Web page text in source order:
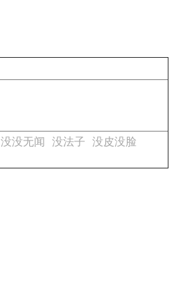
没没无闻 没法子
没皮没脸